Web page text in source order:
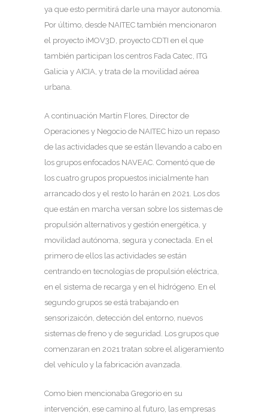
ya que esto permitirá darle una mayor autonomía.
Por último, desde NAITEC también mencionaron
el proyecto iMOV3D, proyecto CDTI en el que
también participan los centros Fada Catec, ITG
Galicia y AICIA, y trata de la movilidad aérea
urbana.
A continuación Martín Flores, Director de
Operaciones y Negocio de NAITEC hizo un repaso
de las actividades que se están llevando a cabo en
los grupos enfocados NAVEAC. Comentó que de
los cuatro grupos propuestos inicialmente han
arrancado dos y el resto lo harán en 2021. Los dos
que están en marcha versan sobre los sistemas de
propulsión alternativos y gestión energética, y
movilidad autónoma, segura y conectada. En el
primero de ellos las actividades se están
centrando en tecnologías de propulsión eléctrica,
en el sistema de recarga y en el hidrógeno. En el
segundo grupos se está trabajando en
sensorizaicón, detección del entorno, nuevos
sistemas de freno y de seguridad. Los grupos que
comenzaran en 2021 tratan sobre el aligeramiento
del vehículo y la fabricación avanzada.
Como bien mencionaba Gregorio en su
intervención, ese camino al futuro, las empresas